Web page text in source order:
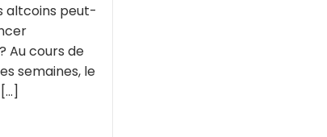
altcoins peut-
Au cours de
semaines, le